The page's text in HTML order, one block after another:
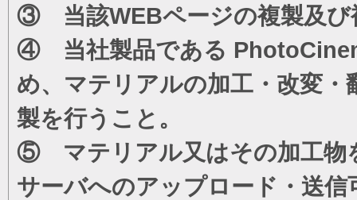
③ 当該WEBページの複製及び
④ 当社製品である
め、マテリアルの加工・改変
製を行うこと。
⑤ マテリアル又はその加工物
サーバへのアップロード・送信